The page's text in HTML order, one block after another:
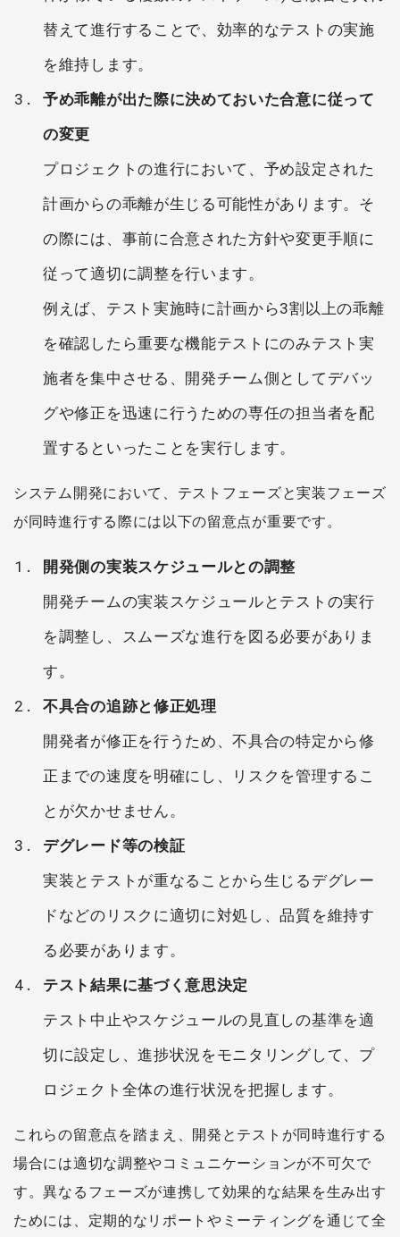
替えて進行することで、効率的なテストの実施
を維持します。
予め乖離が出た際に決めておいた合意に従って
の変更
プロジェクトの進行において、予め設定された
計画からの乖離が生じる可能性があります。そ
の際には、事前に合意された方針や変更手順に
従って適切に調整を行います。
例えば、テスト実施時に計画から3割以上の乖離
を確認したら重要な機能テストにのみテスト実
施者を集中させる、開発チーム側としてデバッ
グや修正を迅速に行うための専任の担当者を配
置するといったことを実行します。
システム開発において、テストフェーズと実装フェーズ
が同時進行する際には以下の留意点が重要です。
開発側の実装スケジュールとの調整
開発チームの実装スケジュールとテストの実行
を調整し、スムーズな進行を図る必要がありま
す。
不具合の追跡と修正処理
開発者が修正を行うため、不具合の特定から修
正までの速度を明確にし、リスクを管理するこ
とが欠かせません。
デグレード等の検証
実装とテストが重なることから生じるデグレー
ドなどのリスクに適切に対処し、品質を維持す
る必要があります。
テスト結果に基づく意思決定
テスト中止やスケジュールの見直しの基準を適
切に設定し、進捗状況をモニタリングして、プ
ロジェクト全体の進行状況を把握します。
これらの留意点を踏まえ、開発とテストが同時進行する
場合には適切な調整やコミュニケーションが不可欠で
す。異なるフェーズが連携して効果的な結果を生み出す
ためには、定期的なリポートやミーティングを通じて全